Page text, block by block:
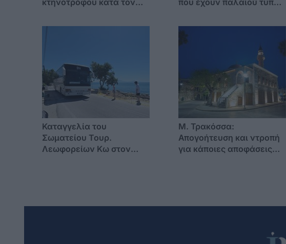
κτηνοτρόφου κατά τον
αδερφός του με λειψά
που έχουν παλαιού τύπου
έκδοση διαβατηρίου
Καταγγελία του
Σωματείου Τουρ.
Λεωφορείων Κω στον
Μ. Τρακόσσα:
Απογοήτευση και ντροπή
για κάποιες αποφάσεις